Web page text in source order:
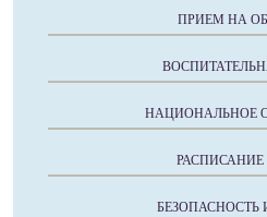
ПРИЕМ НА
НАЦИОНАЛЬНОЕ
БЕЗОПАСНОСТЬ